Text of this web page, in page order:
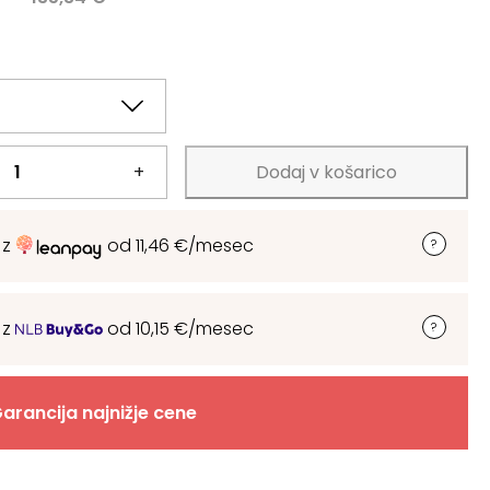
+ Dodaj v košarico
od 11,46 €/mesec
od 10,15 €/mesec
najnižje cene